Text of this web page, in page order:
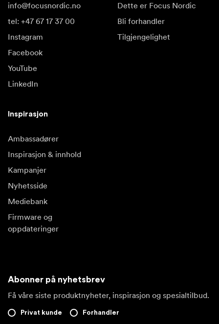
info@focusnordic.no
tel: +47 67 17 37 00
Instagram
Facebook
YouTube
LinkedIn
Dette er Focus Nordic
Bli forhandler
Tilgjengelighet
Inspirasjon
Ambassadører
Inspirasjon & innhold
Kampanjer
Nyhetsside
Mediebank
Firmware og
oppdateringer
Abonner på nyhetsbrev
Få våre siste produktnyheter, inspirasjon og spesialtilbud.
Privat kunde Forhandler